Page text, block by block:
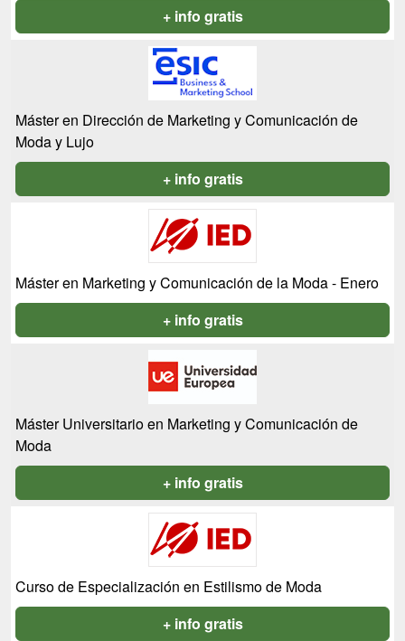
+ info gratis
Máster en Dirección de Marketing y Comunicación de
Moda y Lujo
+ info gratis
Máster en Marketing y Comunicación de la Moda - Enero
+ info gratis
Máster Universitario en Marketing y Comunicación de
Moda
+ info gratis
Curso de Especialización en Estilismo de Moda
+ info gratis